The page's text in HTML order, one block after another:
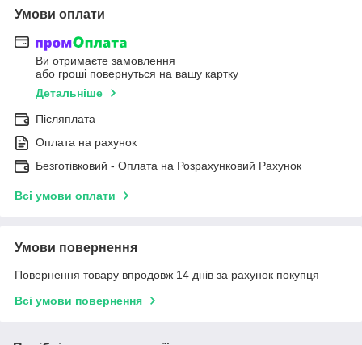
Умови оплати
Ви отримаєте замовлення
або гроші повернуться на вашу картку
Детальніше
Післяплата
Оплата на рахунок
Безготівковий - Оплата на Розрахунковий Рахунок
Всі умови оплати
Умови повернення
Повернення товару впродовж 14 днів за рахунок покупця
Всі умови повернення